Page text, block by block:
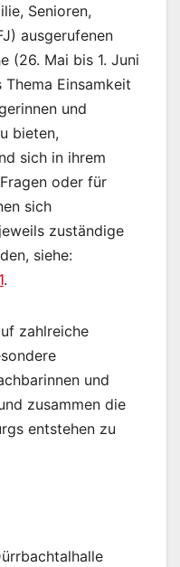
Senioren,
ausgerufenen
(26. Mai bis 1. Juni
Einsamkeit
und
bieten,
sich in ihrem
oder für
sich
zuständige
siehe:
.
zahlreiche
und
zusammen die
entstehen zu